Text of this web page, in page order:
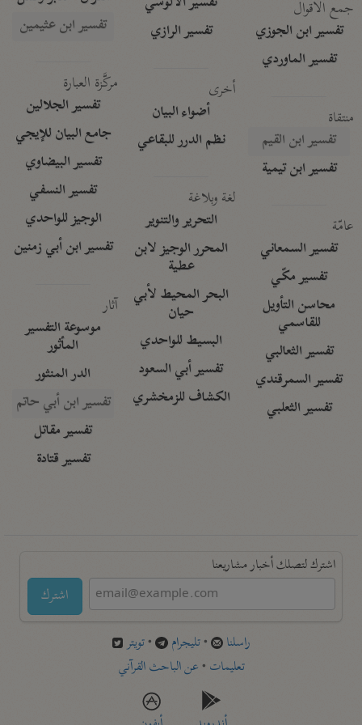
جمع الأقوال
تفسير ابن الجوزي
تفسير الماوردي
منتقاة
تفسير ابن القيم
تفسير ابن تيمية
عامّة
تفسير السمعاني
تفسير مكّي
محاسن التأويل
للقاسمي
تفسير الثعالبي
تفسير السمرقندي
تفسير الثعلبي
تفسير الرازي
أخرى
أضواء البيان
نظم الدرر للبقاعي
لغة وبلاغة
التحرير والتنوير
المحرر الوجيز لابن
عطية
البحر المحيط لأبي
حيان
البسيط للواحدي
تفسير أبي السعود
الكشاف للزمخشري
تفسير ابن عثيمين
مركَّزة العبارة
تفسير الجلالين
جامع البيان للإيجي
تفسير البيضاوي
تفسير النسفي
الوجيز للواحدي
تفسير ابن أبي زمنين
آثار
موسوعة التفسير
المأثور
الدر المنثور
تفسير ابن أبي حاتم
تفسير مقاتل
تفسير قتادة
اشترك لتصلك أخبار مشاريعنا
اشترك
راسلنا •تليجرام •تويتر
تعليمات •عن الباحث القرآني